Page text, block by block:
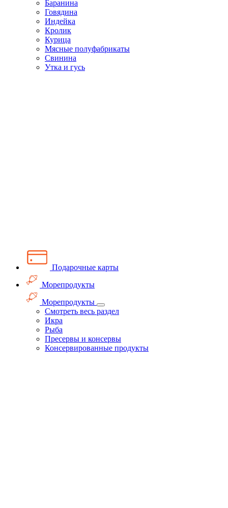
Баранина
Говядина
Индейка
Кролик
Курица
Мясные полуфабрикаты
Свинина
Утка и гусь
Подарочные карты
Морепродукты
Морепродукты
Смотреть весь раздел
Икра
Рыба
Пресервы и консервы
Консервированные продукты